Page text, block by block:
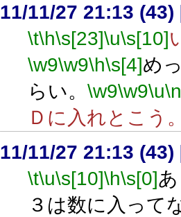
11/11/27 21:13 (43)
\t\h\s[23]\u\s[10]
\w9\w9\h\s[4]め
らい。 \w9\w9\u\n
Ｄに入れとこう
11/11/27 21:13 (43)
\t\u\s[10]\h\s[0]
３は数に入って